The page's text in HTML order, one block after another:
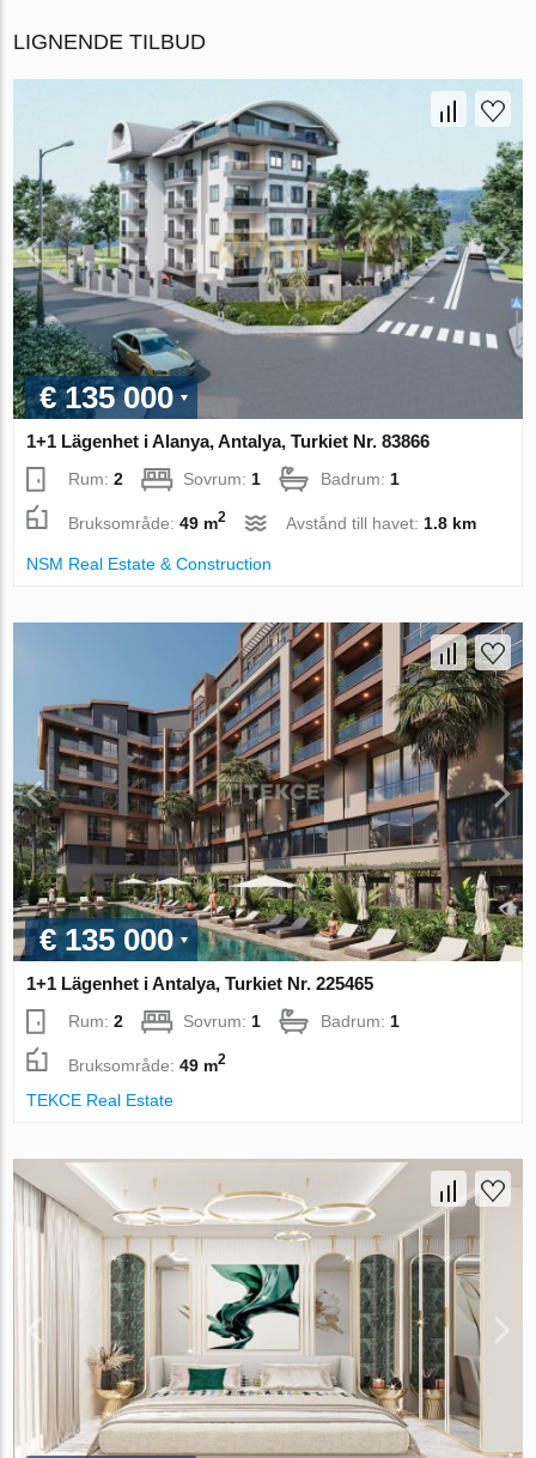
LIGNENDE TILBUD
€ 135 000
1+1 Lägenhet i Alanya, Antalya, Turkiet Nr. 83866
Rum:2 Sovrum: 1 Badrum: 1
Bruksområde:49 m2 Avstånd till havet: 1.8 km
NSM Real Estate & Construction
€ 135 000
1+1 Lägenhet i Antalya, Turkiet Nr. 225465
Rum:2 Sovrum:1 Badrum:1
Bruksområde:49 m2
TEKCE Real Estate